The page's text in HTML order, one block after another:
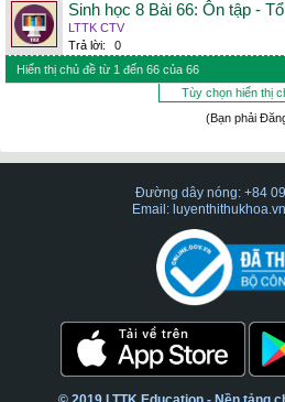
Sinh học 8 Bài 66: Ôn tập -
LTTK CTV
Trả lời:
0
Hiển thị chủ đề từ 1 đến 66 của 66
Tùy chọn hiển thị
(Bạn phải
Đường dây nóng: +84
Email: